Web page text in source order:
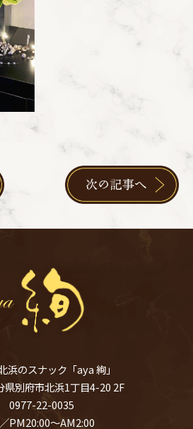
浜のスナック「aya 絢」
県別府市北浜1丁目4-20 2F
0977-22-0035
PM20:00～AM2:00